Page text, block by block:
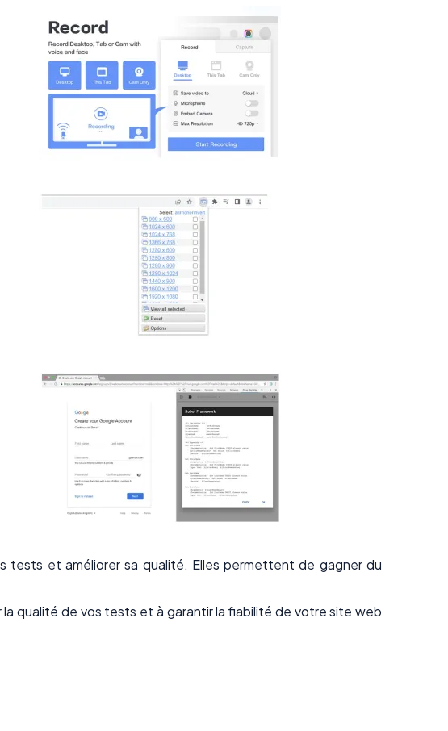
tests et améliorer sa qualité. Elles permettent de gagner du
qualité de vos tests et à garantir la fiabilité de votre site web